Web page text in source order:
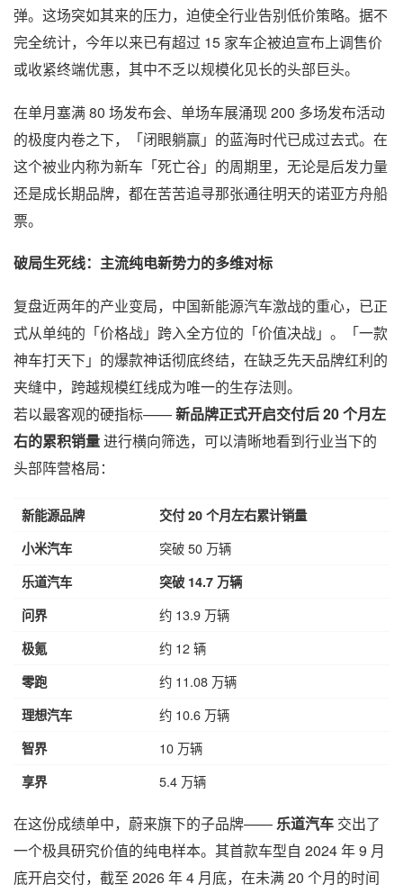
弹。这场突如其来的压力，迫使全行业告别低价策略。据不
完全统计，今年以来已有超过 15 家车企被迫宣布上调售价
或收紧终端优惠，其中不乏以规模化见长的头部巨头。
在单月塞满 80 场发布会、单场车展涌现 200 多场发布活动
的极度内卷之下，「闭眼躺赢」的蓝海时代已成过去式。在
这个被业内称为新车「死亡谷」的周期里，无论是后发力量
还是成长期品牌，都在苦苦追寻那张通往明天的诺亚方舟船
票。
破局生死线：主流纯电新势力的多维对标
复盘近两年的产业变局，中国新能源汽车激战的重心，已正
式从单纯的「价格战」跨入全方位的「价值决战」。「一款
神车打天下」的爆款神话彻底终结，在缺乏先天品牌红利的
夹缝中，跨越规模红线成为唯一的生存法则。
若以最客观的硬指标——新品牌正式开启交付后 20 个月左
右的累积销量进行横向筛选，可以清晰地看到行业当下的
头部阵营格局：
新能源品牌
交付 20 个月左右累计销量
小米汽车
突破 50 万辆
乐道汽车
突破 14.7 万辆
问界
约 13.9 万辆
极氪 约 12 辆
零跑 约 11.08 万辆
理想汽车 约 10.6 万辆
智界 10 万辆
享界 5.4 万辆
在这份成绩单中，蔚来旗下的子品牌——乐道汽车 交出了
一个极具研究价值的纯电样本。其首款车型自 2024 年 9 月
底开启交付，截至 2026 年 4 月底，在未满 20 个月的时间